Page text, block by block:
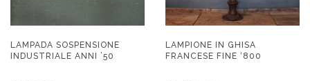
LAMPADA SOSPENSIONE
INDUSTRIALE ANNI ’50
LAMPIONE IN GHISA
FRANCESE FINE ‘800